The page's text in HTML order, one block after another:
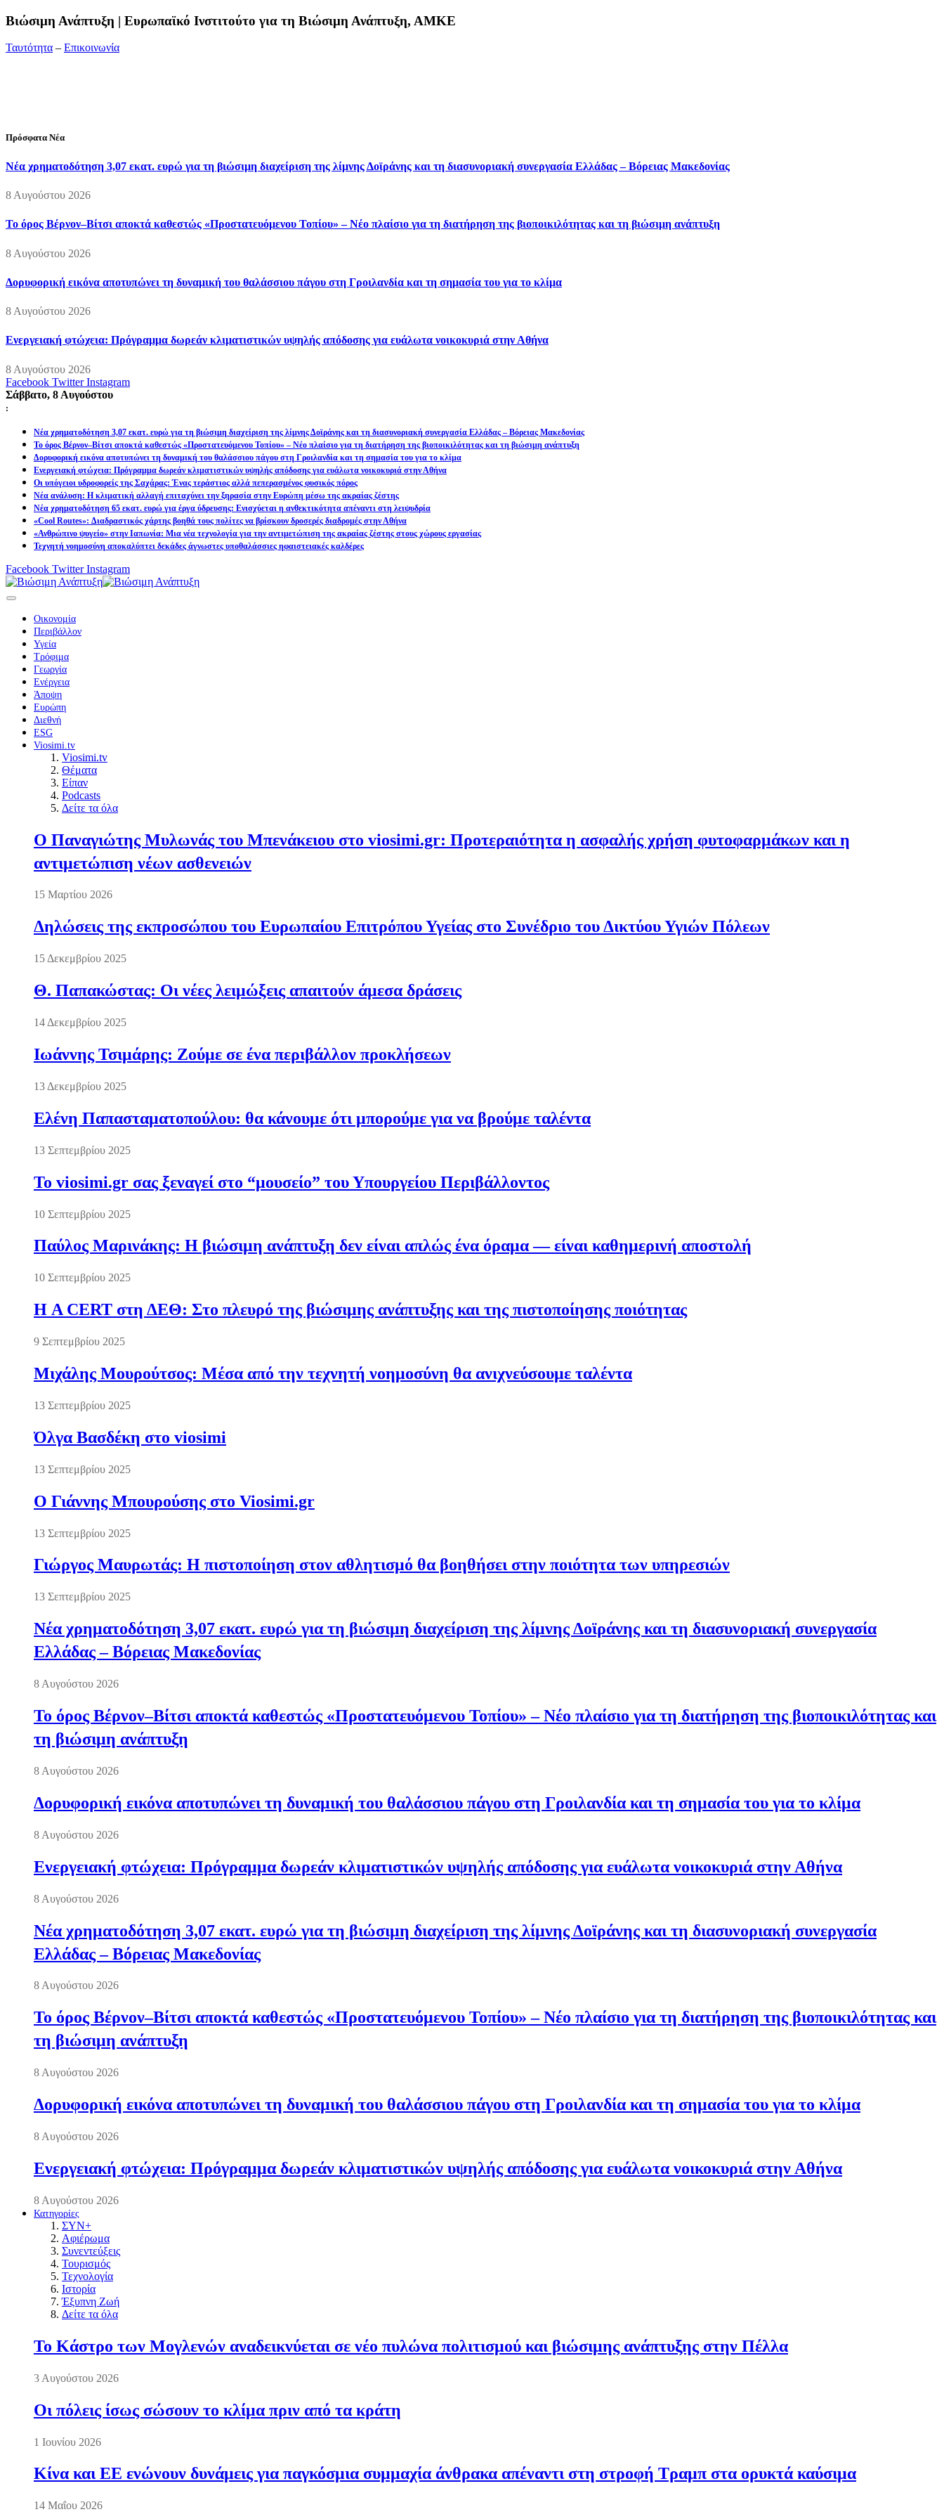
Bιώσιμη Ανάπτυξη | Ευρωπαϊκό Ινστιτούτο για τη Βιώσιμη Ανάπτυξη, ΑΜΚΕ
Ταυτότητα – Επικοινωνία
Πρόσφατα Νέα
Νέα χρηματοδότηση 3,07 εκατ. ευρώ για τη βιώσιμη διαχείριση της λίμνης Δοϊράνης και τη διασυνοριακή συνεργασία Ελλάδας – Βόρειας Μακεδονίας
8 Αυγούστου 2026
Το όρος Βέρνον–Βίτσι αποκτά καθεστώς «Προστατευόμενου Τοπίου» – Νέο πλαίσιο για τη διατήρηση της βιοποικιλότητας και τη βιώσιμη ανάπτυξη
8 Αυγούστου 2026
Δορυφορική εικόνα αποτυπώνει τη δυναμική του θαλάσσιου πάγου στη Γροιλανδία και τη σημασία του για το κλίμα
8 Αυγούστου 2026
Ενεργειακή φτώχεια: Πρόγραμμα δωρεάν κλιματιστικών υψηλής απόδοσης για ευάλωτα νοικοκυριά στην Αθήνα
8 Αυγούστου 2026
Facebook Twitter Instagram
Σάββατο, 8 Αυγούστου
:
Νέα χρηματοδότηση 3,07 εκατ. ευρώ για τη βιώσιμη διαχείριση της λίμνης Δοϊράνης και τη διασυνοριακή συνεργασία Ελλάδας – Βόρειας Μακεδονίας
Το όρος Βέρνον–Βίτσι αποκτά καθεστώς «Προστατευόμενου Τοπίου» – Νέο πλαίσιο για τη διατήρηση της βιοποικιλότητας και τη βιώσιμη ανάπτυξη
Δορυφορική εικόνα αποτυπώνει τη δυναμική του θαλάσσιου πάγου στη Γροιλανδία και τη σημασία του για το κλίμα
Ενεργειακή φτώχεια: Πρόγραμμα δωρεάν κλιματιστικών υψηλής απόδοσης για ευάλωτα νοικοκυριά στην Αθήνα
Οι υπόγειοι υδροφορείς της Σαχάρας: Ένας τεράστιος αλλά πεπερασμένος φυσικός πόρος
Νέα ανάλυση: Η κλιματική αλλαγή επιταχύνει την ξηρασία στην Ευρώπη μέσω της ακραίας ζέστης
Νέα χρηματοδότηση 65 εκατ. ευρώ για έργα ύδρευσης: Ενισχύεται η ανθεκτικότητα απέναντι στη λειψυδρία
«Cool Routes»: Διαδραστικός χάρτης βοηθά τους πολίτες να βρίσκουν δροσερές διαδρομές στην Αθήνα
«Ανθρώπινο ψυγείο» στην Ιαπωνία: Μια νέα τεχνολογία για την αντιμετώπιση της ακραίας ζέστης στους χώρους εργασίας
Τεχνητή νοημοσύνη αποκαλύπτει δεκάδες άγνωστες υποθαλάσσιες ηφαιστειακές καλδέρες
Facebook Twitter Instagram
Οικονομία
Περιβάλλον
Υγεία
Τρόφιμα
Γεωργία
Ενέργεια
Άποψη
Ευρώπη
Διεθνή
ESG
Viosimi.tv
Viosimi.tv
Θέματα
Είπαν
Podcasts
Δείτε τα όλα
Ο Παναγιώτης Μυλωνάς του Μπενάκειου στο viosimi.gr: Προτεραιότητα η ασφαλής χρήση φυτοφαρμάκων και η
αντιμετώπιση νέων ασθενειών
15 Μαρτίου 2026
Δηλώσεις της εκπροσώπου του Ευρωπαίου Επιτρόπου Υγείας στο Συνέδριο του Δικτύου Υγιών Πόλεων
15 Δεκεμβρίου 2025
Θ. Παπακώστας: Οι νέες λειμώξεις απαιτούν άμεσα δράσεις
14 Δεκεμβρίου 2025
Ιωάννης Τσιμάρης: Ζούμε σε ένα περιβάλλον προκλήσεων
13 Δεκεμβρίου 2025
Ελένη Παπασταματοπούλου: θα κάνουμε ότι μπορούμε για να βρούμε ταλέντα
13 Σεπτεμβρίου 2025
Το viosimi.gr σας ξεναγεί στο “μουσείο” του Υπουργείου Περιβάλλοντος
10 Σεπτεμβρίου 2025
Παύλος Μαρινάκης: Η βιώσιμη ανάπτυξη δεν είναι απλώς ένα όραμα — είναι καθημερινή αποστολή
10 Σεπτεμβρίου 2025
Η A CERT στη ΔΕΘ: Στο πλευρό της βιώσιμης ανάπτυξης και της πιστοποίησης ποιότητας
9 Σεπτεμβρίου 2025
Μιχάλης Μουρούτσος: Μέσα από την τεχνητή νοημοσύνη θα ανιχνεύσουμε ταλέντα
13 Σεπτεμβρίου 2025
Όλγα Βασδέκη στο viosimi
13 Σεπτεμβρίου 2025
Ο Γιάννης Μπουρούσης στο Viosimi.gr
13 Σεπτεμβρίου 2025
Γιώργος Μαυρωτάς: Η πιστοποίηση στον αθλητισμό θα βοηθήσει στην ποιότητα των υπηρεσιών
13 Σεπτεμβρίου 2025
Νέα χρηματοδότηση 3,07 εκατ. ευρώ για τη βιώσιμη διαχείριση της λίμνης Δοϊράνης και τη διασυνοριακή συνεργασία
Ελλάδας – Βόρειας Μακεδονίας
8 Αυγούστου 2026
Το όρος Βέρνον–Βίτσι αποκτά καθεστώς «Προστατευόμενου Τοπίου» – Νέο πλαίσιο για τη διατήρηση της βιοποικιλότητας και
τη βιώσιμη ανάπτυξη
8 Αυγούστου 2026
Δορυφορική εικόνα αποτυπώνει τη δυναμική του θαλάσσιου πάγου στη Γροιλανδία και τη σημασία του για το κλίμα
8 Αυγούστου 2026
Ενεργειακή φτώχεια: Πρόγραμμα δωρεάν κλιματιστικών υψηλής απόδοσης για ευάλωτα νοικοκυριά στην Αθήνα
8 Αυγούστου 2026
Νέα χρηματοδότηση 3,07 εκατ. ευρώ για τη βιώσιμη διαχείριση της λίμνης Δοϊράνης και τη διασυνοριακή συνεργασία
Ελλάδας – Βόρειας Μακεδονίας
8 Αυγούστου 2026
Το όρος Βέρνον–Βίτσι αποκτά καθεστώς «Προστατευόμενου Τοπίου» – Νέο πλαίσιο για τη διατήρηση της βιοποικιλότητας και
τη βιώσιμη ανάπτυξη
8 Αυγούστου 2026
Δορυφορική εικόνα αποτυπώνει τη δυναμική του θαλάσσιου πάγου στη Γροιλανδία και τη σημασία του για το κλίμα
8 Αυγούστου 2026
Ενεργειακή φτώχεια: Πρόγραμμα δωρεάν κλιματιστικών υψηλής απόδοσης για ευάλωτα νοικοκυριά στην Αθήνα
8 Αυγούστου 2026
Κατηγορίες
ΣΥΝ+
Αφιέρωμα
Συνεντεύξεις
Τουρισμός
Τεχνολογία
Ιστορία
Έξυπνη Ζωή
Δείτε τα όλα
Το Κάστρο των Μογλενών αναδεικνύεται σε νέο πυλώνα πολιτισμού και βιώσιμης ανάπτυξης στην Πέλλα
3 Αυγούστου 2026
Οι πόλεις ίσως σώσουν το κλίμα πριν από τα κράτη
1 Ιουνίου 2026
Κίνα και ΕΕ ενώνουν δυνάμεις για παγκόσμια συμμαχία άνθρακα απέναντι στη στροφή Τραμπ στα ορυκτά καύσιμα
14 Μαΐου 2026